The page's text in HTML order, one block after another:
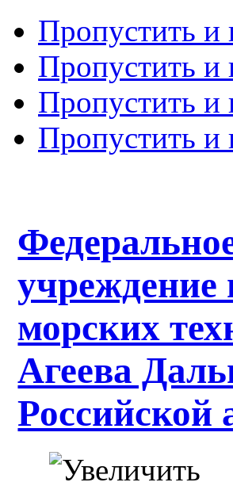
Пропустить и
Пропустить и
Пропустить и
Пропустить и
учреждение
морских
Агеева
Российской